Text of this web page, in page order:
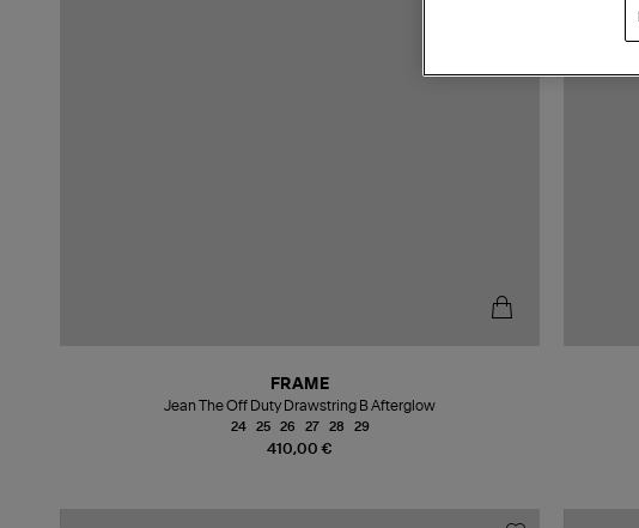
410,00 €
FRAME
Jean The Off Duty Drawstring B Afterglow
24 25 26 27 28 29